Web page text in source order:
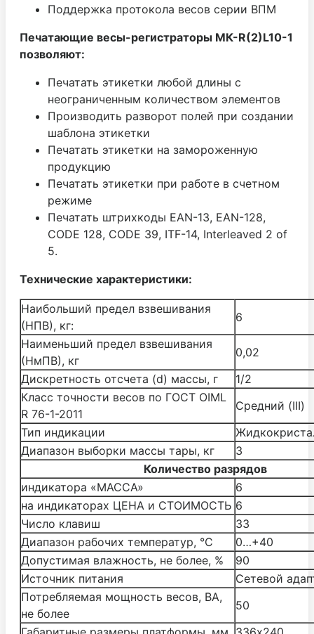
Поддержка протокола весов серии ВПМ
Печатающие весы-регистраторы МК-R(2)L10-1
позволяют:
Печатать этикетки любой длины с
неограниченным количеством элементов
Производить разворот полей при создании
шаблона этикетки
Печатать этикетки на замороженную
продукцию
Печатать этикетки при работе в счетном
режиме
Печатать штрихкоды EAN-13, EAN-128,
CODE 128, CODE 39, ITF-14, Interleaved 2 of
5.
Технические характеристики:
Наибольший предел взвешивания
(НПВ), кг:
6
Наименьший предел взвешивания
(НмПВ), кг
0,02
Дискретность отсчета (d) массы, г
1/2
Класс точности весов по ГОСТ OIML
R 76-1-2011
Средний (III)
Тип индикации
Диапазон выборки массы тары, кг
3
Количество разрядов
индикатора «МАССА»
6
на индикаторах ЦЕНА и СТОИМОСТЬ 6
Число клавиш
33
Диапазон рабочих температур, °С
0…+40
Допустимая влажность, не более, %
90
Источник питания
Cетевой
Потребляемая мощность весов, ВА,
не более
50